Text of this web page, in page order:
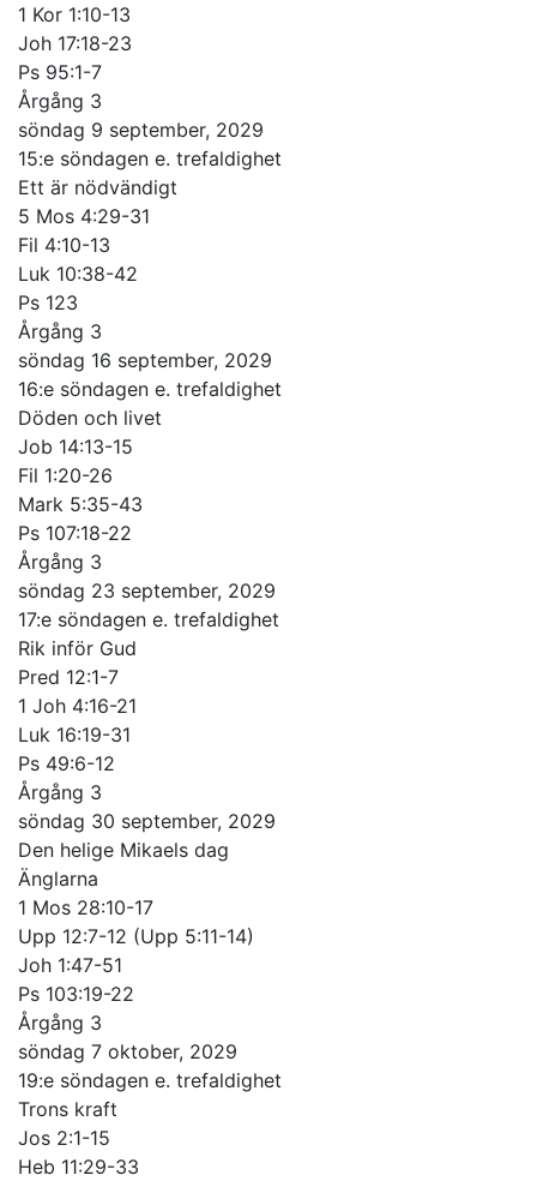
1 Kor 1:10-13
Joh 17:18-23
Ps 95:1-7
Årgång 3
söndag 9 september, 2029
15:e söndagen e. trefaldighet
Ett är nödvändigt
5 Mos 4:29-31
Fil 4:10-13
Luk 10:38-42
Ps 123
Årgång 3
söndag 16 september, 2029
16:e söndagen e. trefaldighet
Döden och livet
Job 14:13-15
Fil 1:20-26
Mark 5:35-43
Ps 107:18-22
Årgång 3
söndag 23 september, 2029
17:e söndagen e. trefaldighet
Rik inför Gud
Pred 12:1-7
1 Joh 4:16-21
Luk 16:19-31
Ps 49:6-12
Årgång 3
söndag 30 september, 2029
Den helige Mikaels dag
Änglarna
1 Mos 28:10-17
Upp 12:7-12 (Upp 5:11-14)
Joh 1:47-51
Ps 103:19-22
Årgång 3
söndag 7 oktober, 2029
19:e söndagen e. trefaldighet
Trons kraft
Jos 2:1-15
Heb 11:29-33